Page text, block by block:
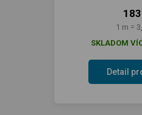
1 m =
SKLADOM
Detail